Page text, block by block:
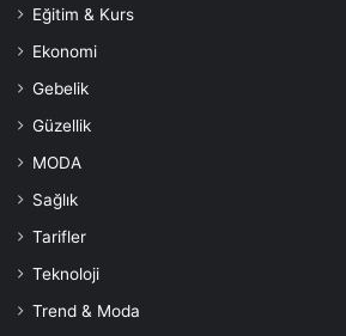
Eğitim & Kurs
Ekonomi
Gebelik
Güzellik
MODA
Sağlık
Tarifler
Teknoloji
Trend & Moda